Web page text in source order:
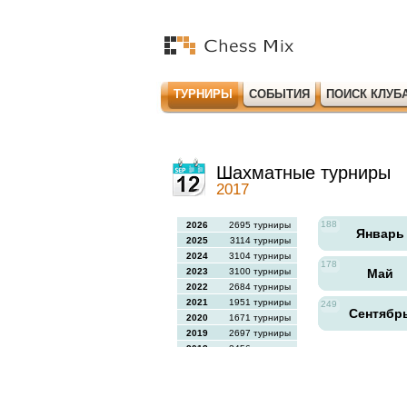
ТУРНИРЫ СОБЫТИЯ ПОИСК
Шахматные турниры
2017
2026
2695 турниры
2025
3114 турниры
2024
3104 турниры
2023
3100 турниры
2022
2684 турниры
2021
1951 турниры
2020
1671 турниры
2019
2697 турниры
2018
2456 турниры
188
Январь
178
Май
249